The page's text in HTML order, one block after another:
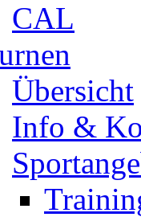
CAL
Übersicht
Info &